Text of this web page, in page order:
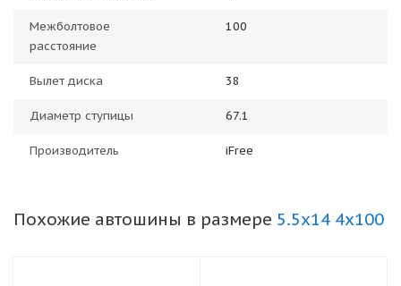
Межболтовое
расстояние
100
Вылет диска 38
Диаметр ступицы 67.1
Производитель iFree
Похожие автошины в размере 5.5x14 4x100